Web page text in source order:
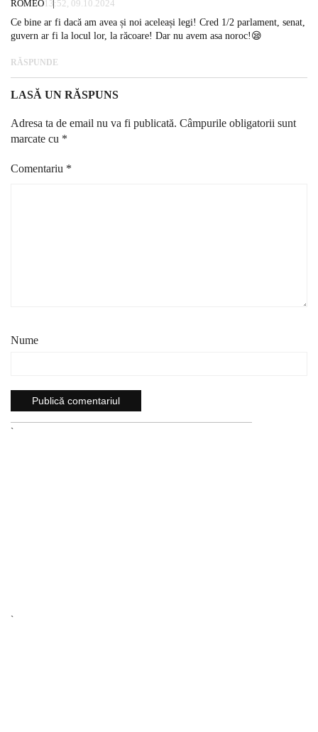
ROMEO 13:52, 09.10.2024
Ce bine ar fi dacă am avea și noi aceleași legi! Cred 1/2 parlament, senat,
guvern ar fi la locul lor, la răcoare! Dar nu avem asa noroc!😪
RĂSPUNDE
LASĂ UN RĂSPUNS
Adresa ta de email nu va fi publicată. Câmpurile obligatorii sunt
marcate cu *
Comentariu *
Nume
`
`